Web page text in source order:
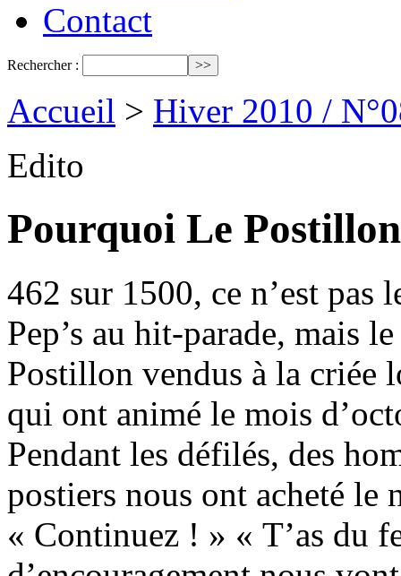
Contact
Rechercher :
Accueil > Hiver 2010 /
Edito
Pourquoi Le
462 sur 1500, ce n’est pas
Pep’s au hit-parade, mais
Postillon vendus à la criée
qui ont animé le mois
Pendant les défilés, des
postiers nous ont acheté le
« Continuez ! » « T’as du